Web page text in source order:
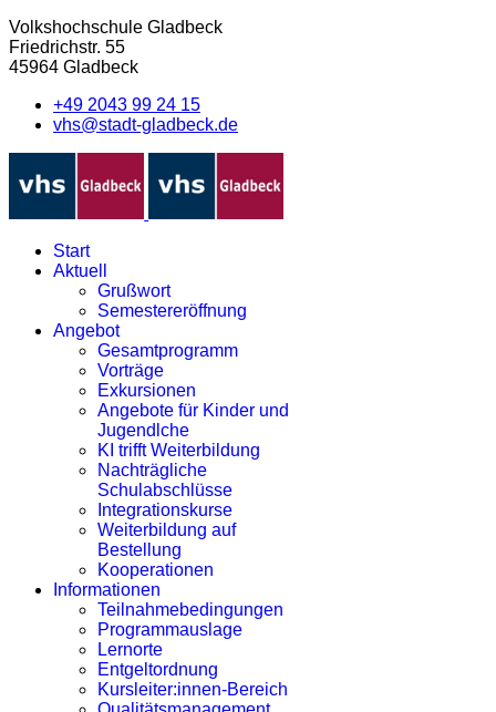
Volkshochschule Gladbeck
Friedrichstr. 55
45964 Gladbeck
+49 2043 99 24 15
vhs@stadt-gladbeck.de
Start
Aktuell
Grußwort
Semestereröffnung
Angebot
Gesamtprogramm
Vorträge
Exkursionen
Angebote für Kinder und
Jugendlche
KI trifft Weiterbildung
Nachträgliche
Schulabschlüsse
Integrationskurse
Weiterbildung auf
Bestellung
Kooperationen
Informationen
Teilnahmebedingungen
Programmauslage
Lernorte
Entgeltordnung
Kursleiter:innen-Bereich